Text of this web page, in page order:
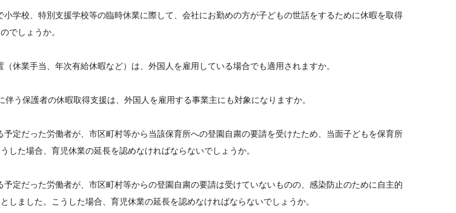
小学校、特別支援学校等の臨時休業に際して、会社にお勤めの方が子どもの世話をするために休暇を取得
でしょうか。
休業手当、年次有給休暇など）は、外国人を雇用している場合でも適用されますか。
う保護者の休暇取得支援は、外国人を雇用する事業主にも対象になりますか。
予定だった労働者が、市区町村等から当該保育所への登園自粛の要請を受けたため、当面子どもを保育所
した場合、育児休業の延長を認めなければならないでしょうか。
予定だった労働者が、市区町村等からの登園自粛の要請は受けていないものの、感染防止のために自主的
しました。こうした場合、育児休業の延長を認めなければならないでしょうか。